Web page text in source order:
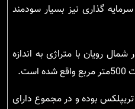
گذاری نیز بسیار سودمند
رویان با متراژی به اندازه
بوده و در مجموع دارای